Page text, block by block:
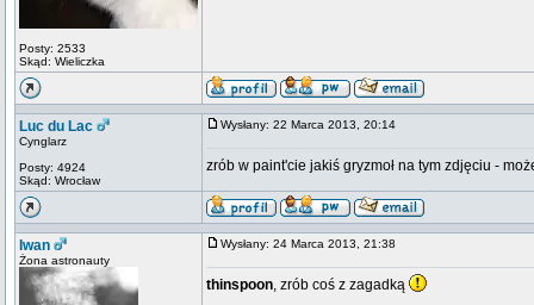
Posty: 2533
Skąd: Wieliczka
Luc du Lac
Cynglarz
Posty: 4924
Skąd: Wrocław
Wysłany: 22 Marca 2013, 20:14
zrób w paint'cie jakiś gryzmoł na tym zdjęciu -
Iwan
Żona astronauty
Wysłany: 24 Marca 2013, 21:38
thinspoon, zrób coś z zagadką